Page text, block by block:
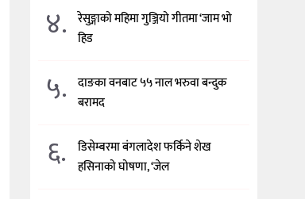
४.
रेसुङ्गाको महिमा गुञ्जियो गीतमा ‘जाम भो
हिड
५.
दाङका वनबाट ५५ नाल भरुवा बन्दुक
बरामद
६.
डिसेम्बरमा बंगलादेश फर्किने शेख
हसिनाको घोषणा, ‘जेल